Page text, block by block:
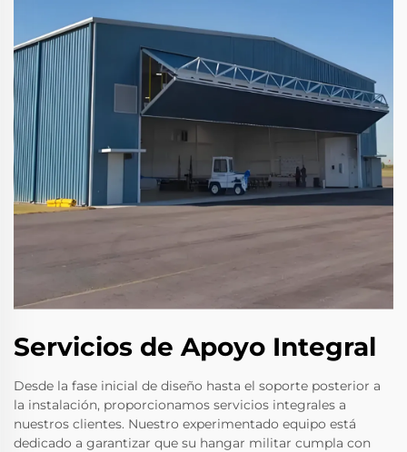
Servicios de Apoyo Integral
Desde la fase inicial de diseño hasta el soporte posterior a
la instalación, proporcionamos servicios integrales a
nuestros clientes. Nuestro experimentado equipo está
dedicado a garantizar que su hangar militar cumpla con